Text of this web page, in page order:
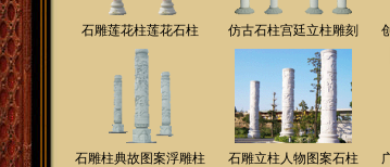
石雕莲花柱莲花石柱 仿古石柱宫廷立柱雕刻
石雕柱典故图案浮雕柱 石雕立柱人物图案石柱